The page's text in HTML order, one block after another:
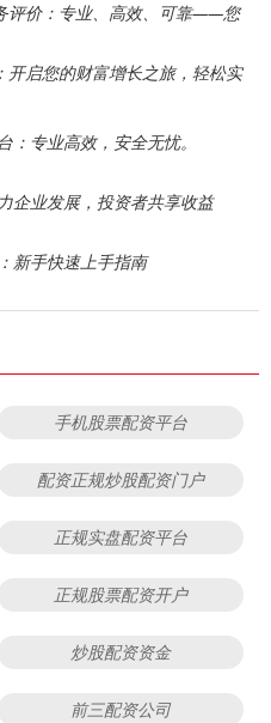
评价：专业、高效、可靠——您
开启您的财富增长之旅，轻松实
：专业高效，安全无忧。
企业发展，投资者共享收益
新手快速上手指南
手机股票配资平台
配资正规炒股配资门户
正规实盘配资平台
正规股票配资开户
炒股配资资金
前三配资公司